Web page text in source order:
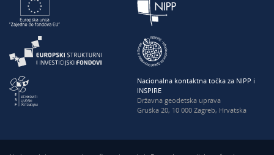
Nacionalna kontaktna točka za NIPP i
INSPIRE
Državna geodetska uprava
Gruška 20, 10 000 Zagreb, Hrvatska